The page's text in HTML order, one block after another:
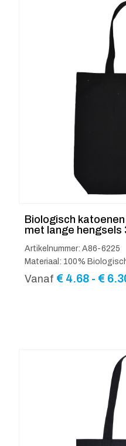
Biologisch
met lange hengsels
Artikelnummer: A86-6225
Materiaal: 100%
Vanaf € 4.68 - €